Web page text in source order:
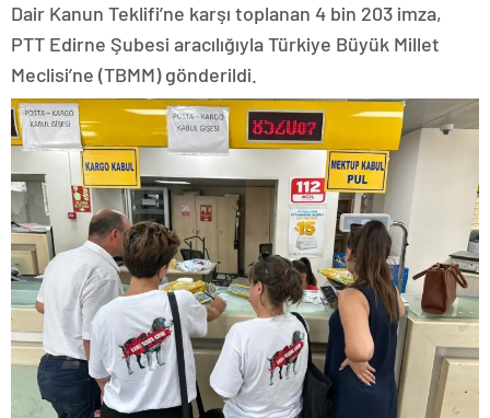
Dair Kanun Teklifi’ne karşı toplanan 4 bin 203 imza,
PTT Edirne Şubesi aracılığıyla Türkiye Büyük Millet
Meclisi’ne (TBMM) gönderildi.